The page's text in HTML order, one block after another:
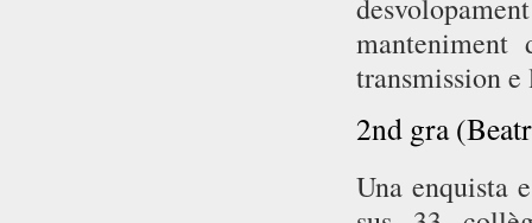
transmission
2nd gra
Una enquista